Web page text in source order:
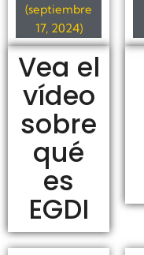
(septiembre
17, 2024)
Vea el
vídeo
sobre
qué
es
EGDI